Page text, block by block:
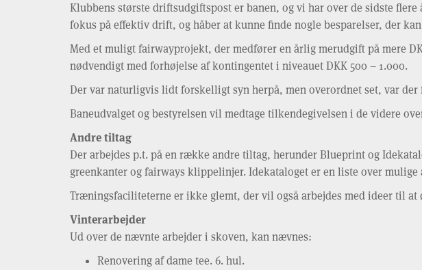
Klubbens største driftsudgiftspost er banen, og vi har over de sidste
fokus på effektiv drift, og håber at kunne finde nogle besparelser, der
Med et muligt fairwayprojekt, der medfører en årlig merudgift på mere
nødvendigt med forhøjelse af kontingentet i niveauet DKK 500 – 1.000.
Der var naturligvis lidt forskelligt syn herpå, men overordnet set, var
Baneudvalget og bestyrelsen vil medtage tilkendegivelsen i de videre
Andre tiltag
Der arbejdes p.t. på en række andre tiltag, herunder Blueprint og
greenkanter og fairways klippelinjer. Idekataloget er en liste over
Træningsfaciliteterne er ikke glemt, der vil også arbejdes med ideer til at
Vinterarbejder
Ud over de nævnte arbejder i skoven, kan nævnes:
Renovering af dame tee. 6. hul.